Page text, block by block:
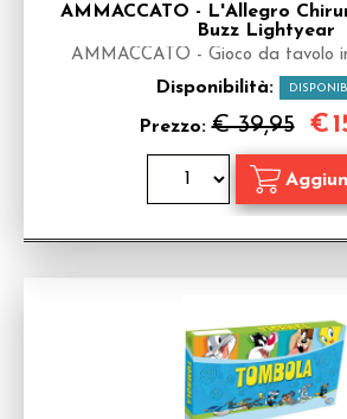
AMMACCATO - L'Allegro
Buzz Lightyear
AMMACCATO - Gioco da tavolo
Disponibilità:
Prezzo:€ 39,95 €